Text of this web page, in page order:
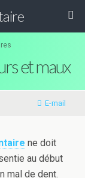
et maux
E-mail
ne doit
au début
mal de dent.